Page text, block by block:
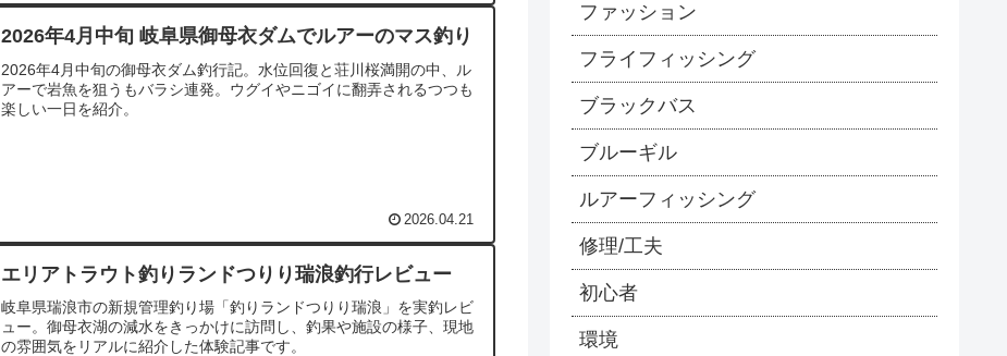
2026年4月中旬 岐阜県御母衣ダムでルアーのマス釣り
2026年4月中旬の御母衣ダム釣行記。水位回復と荘川桜満開の中、ル
アーで岩魚を狙うもバラシ連発。ウグイやニゴイに翻弄されるつつも
楽しい一日を紹介。
2026.04.21
エリアトラウト釣りランドつりり瑞浪釣行レビュー
岐阜県瑞浪市の新規管理釣り場「釣りランドつりり瑞浪」を実釣レビ
ュー。御母衣湖の減水をきっかけに訪問し、釣果や施設の様子、現地
の雰囲気をリアルに紹介した体験記事です。
ファッション
フライフィッシング
ブラックバス
ブルーギル
ルアーフィッシング
修理/工夫
初心者
環境